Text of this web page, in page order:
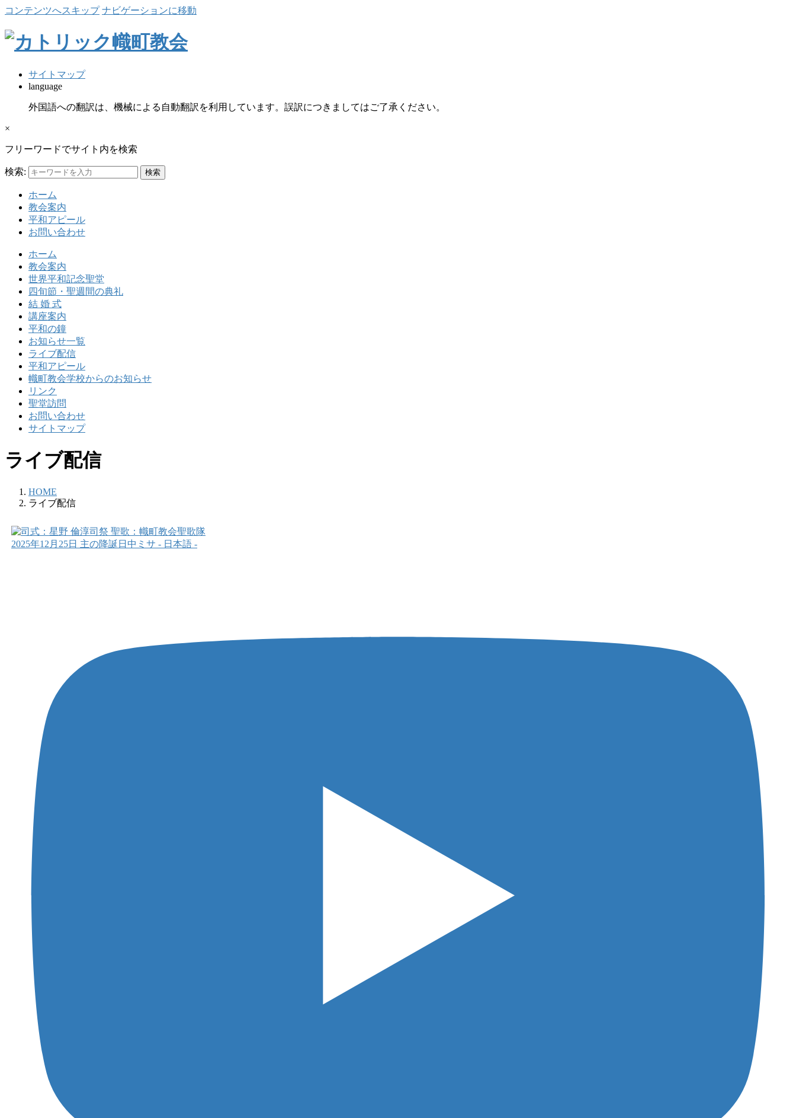
コンテンツへスキップ ナビゲーションに移動
サイトマップ
language
外国語への翻訳は、機械による自動翻訳を利用しています。誤訳につきましてはご了承ください。
×
フリーワードでサイト内を検索
検索:
ホーム
教会案内
平和アピール
お問い合わせ
ホーム
教会案内
世界平和記念聖堂
四旬節・聖週間の典礼
結 婚 式
講座案内
平和の鐘
お知らせ一覧
ライブ配信
平和アピール
幟町教会学校からのお知らせ
リンク
聖堂訪問
お問い合わせ
サイトマップ
ライブ配信
HOME
ライブ配信
2025年12月25日 主の降誕日中ミサ - 日本語 -